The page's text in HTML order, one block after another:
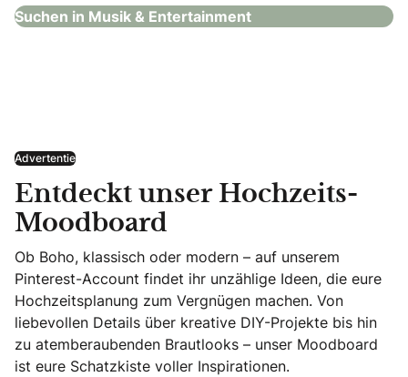
Suchen in Musik & Entertainment
Advertentie
Entdeckt unser Hochzeits-
Moodboard
Ob Boho, klassisch oder modern – auf unserem
Pinterest-Account findet ihr unzählige Ideen, die eure
Hochzeitsplanung zum Vergnügen machen. Von
liebevollen Details über kreative DIY-Projekte bis hin
zu atemberaubenden Brautlooks – unser Moodboard
ist eure Schatzkiste voller Inspirationen.